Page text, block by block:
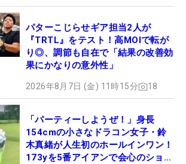
パターこじらせギア担当2人が
『TRTL』をテスト！高MOIで転が
り◎、調節も自在で「結果の改善効
果にかなりの意外性」
2026年8月7日 (金) 11時15分 18
「パーティーしようぜ！」身長
154cmの小さなドラコン女子・鈴
木真緒が人生初のホールインワン！
173yを5番アイアンで会心のショッ